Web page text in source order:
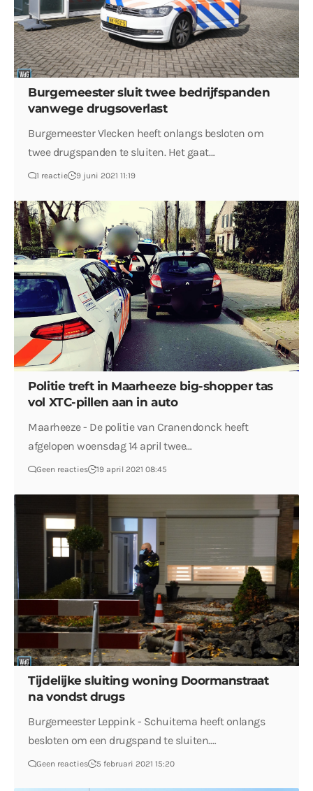
Burgemeester sluit twee bedrijfspanden
vanwege drugsoverlast
Burgemeester Vlecken heeft onlangs besloten om
twee drugspanden te sluiten. Het gaat…
1 reactie 9 juni 2021 11:19
Politie treft in Maarheeze big-shopper tas
vol XTC-pillen aan in auto
Maarheeze - De politie van Cranendonck heeft
afgelopen woensdag 14 april twee…
Geen reacties 19 april 2021 08:45
Tijdelijke sluiting woning Doormanstraat
na vondst drugs
Burgemeester Leppink - Schuitema heeft onlangs
besloten om een drugspand te sluiten.…
Geen reacties 5 februari 2021 15:20